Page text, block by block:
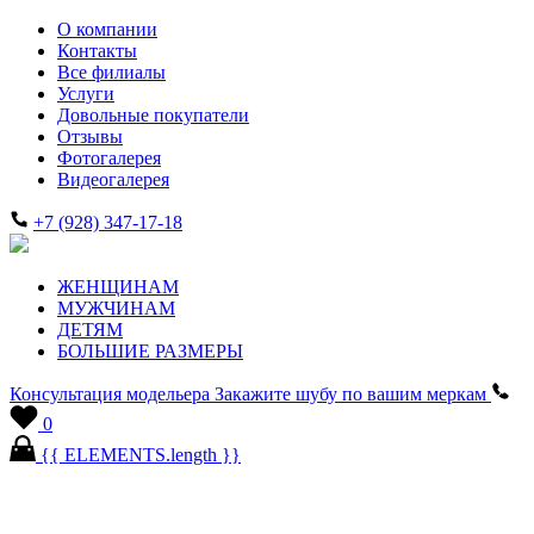
О компании
Контакты
Все филиалы
Услуги
Довольные покупатели
Отзывы
Фотогалерея
Видеогалерея
+7 (928) 347-17-18
ЖЕНЩИНАМ
МУЖЧИНАМ
ДЕТЯМ
БОЛЬШИЕ РАЗМЕРЫ
Консультация модельера Закажите шубу по вашим меркам
0
{{ ELEMENTS.length }}